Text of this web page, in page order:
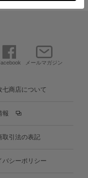
メールマガジン
七商店について
報
取引法の表記
バシーポリシー